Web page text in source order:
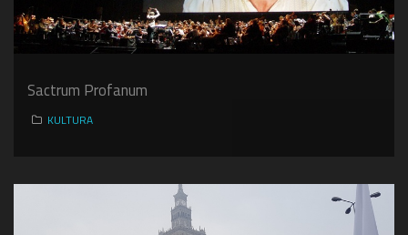
Sactrum Profanum
KULTURA